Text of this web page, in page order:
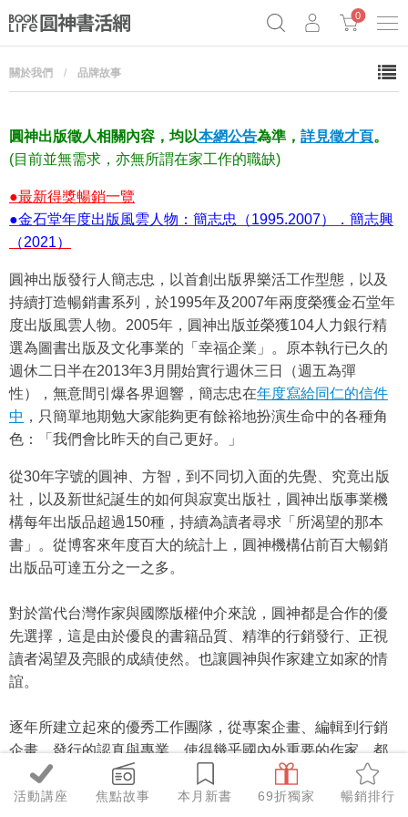
《祕密》作者最新《致富》公開 奧德賽女巫瑟西
原子習慣實踐本
0
活動講座 焦點故事 本月新書 69折獨家 暢銷排行
關於我們 / 品牌故事
圓神出版徵人相關內容，均以本網公告為準， 詳見徵才頁。
(目前並無需求，亦無所謂在家工作的職缺)
●最新得獎暢銷一覽
●金石堂年度出版風雲人物：簡志忠（1995.2007）．簡志興
（2021）
圓神出版發行人簡志忠，以首創出版界樂活工作型態，以及
持續打造暢銷書系列，於1995年及2007年兩度榮獲金石堂年
度出版風雲人物。2005年，圓神出版並榮獲104人力銀行精
選為圖書出版及文化事業的「幸福企業」。原本執行已久的
週休二日半在2013年3月開始實行週休三日（週五為彈
性），無意間引爆各界迴響，簡志忠在年度寫給同仁的信件
中 ，只簡單地期勉大家能夠更有餘裕地扮演生命中的各種角
色：「我們會比昨天的自己更好。」
從30年字號的圓神、方智，到不同切入面的先覺、究竟出版
社，以及新世紀誕生的如何與寂寞出版社，圓神出版事業機
構每年出版品超過150種，持續為讀者尋求「所渴望的那本
書」。從博客來年度百大的統計上，圓神機構佔前百大暢銷
出版品可達五分之一之多。
對於當代台灣作家與國際版權仲介來說，圓神都是合作的優
先選擇，這是由於優良的書籍品質、精準的行銷發行、正視
讀者渴望及亮眼的成績使然。也讓圓神與作家建立如家的情
誼。
逐年所建立起來的優秀工作團隊，從專案企畫、編輯到行銷
企畫、發行的認真與專業，使得幾乎國內外重要的作家，都
與圓神建立良好的合作關係，共創佳績。